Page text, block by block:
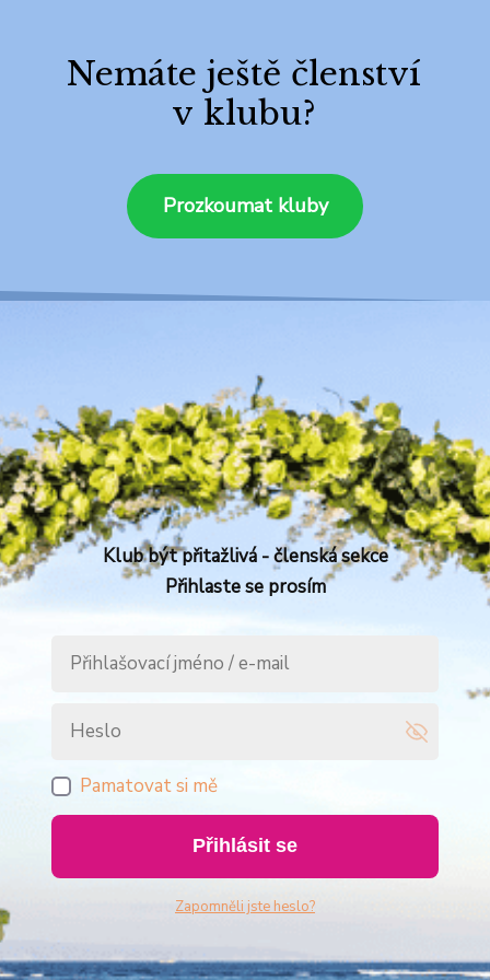
Nemáte ještě členství
v klubu?
Prozkoumat kluby
Klub být přitažlivá - členská sekce
Přihlaste se prosím
Pamatovat si mě
Přihlásit se
Zapomněli jste heslo?